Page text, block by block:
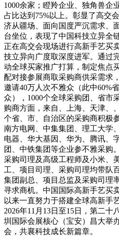
1000余家；瞪羚企业、独角兽企
占比达到75%以上。彰显了高交
济从疆场、面向国度严沉需求、
台坐位，表现了中国科技立异全
正在高交会现场进行高新手艺买
技立异向广度取深度进军。通过
动全球买家推广打算，制定焦点
配对接参展商取采购商供采需求
邀请40万人次不雅众（此中60%
众），1000个全球采购团、省市
购商方面，来自、上海、天津、
个省、市、自治区的采购商积极
南方电网、中集集团、理工大学
电器、华大基因、华为、腾讯、
团、中铁集团等企业参不雅采购
采购司理及高级工程师及小米、
工、项目司理、采购司理均带队
集团副总、项目总监及采购司理
寻求商机。中国国际高新手艺买
以来一直努力于搭建全球高新手
2026年11月13日至15日，第二十
圳国际会展核心（宝安）昌大举
会，共襄科技成长新篇章。